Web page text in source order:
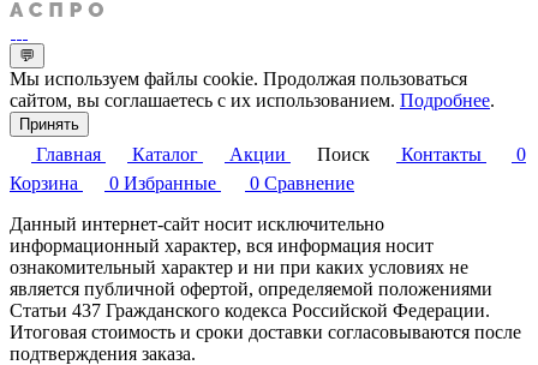
💬
Мы используем файлы cookie. Продолжая пользоваться
сайтом, вы соглашаетесь с их использованием. Подробнее.
Принять
Главная Каталог Акции Поиск Контакты
0
Корзина
0 Избранные 0 Сравнение
Данный интернет-сайт носит исключительно
информационный характер, вся информация носит
ознакомительный характер и ни при каких условиях не
является публичной офертой, определяемой положениями
Статьи 437 Гражданского кодекса Российской Федерации.
Итоговая стоимость и сроки доставки согласовываются после
подтверждения заказа.